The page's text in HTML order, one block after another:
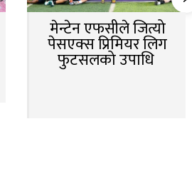
मेन्टेन एफसीले जित्यो
पेसएक्स प्रिमियर लिग
फुटसलको उपाधि